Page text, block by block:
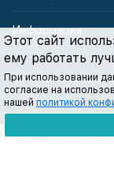
Этот сайт
ему работать
При использовании
согласие на
нашей политикой
Информация
Политика
Все содержимое